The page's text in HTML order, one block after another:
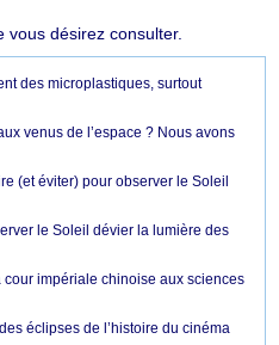
vous désirez consulter.
des microplastiques, surtout
venus de l’espace ? Nous avons
(et éviter) pour observer le Soleil
le Soleil dévier la lumière des
impériale chinoise aux sciences
éclipses de l’histoire du cinéma